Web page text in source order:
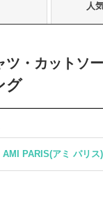
人
ツ・カットソー
グ
AMI PARIS(アミ パリス)